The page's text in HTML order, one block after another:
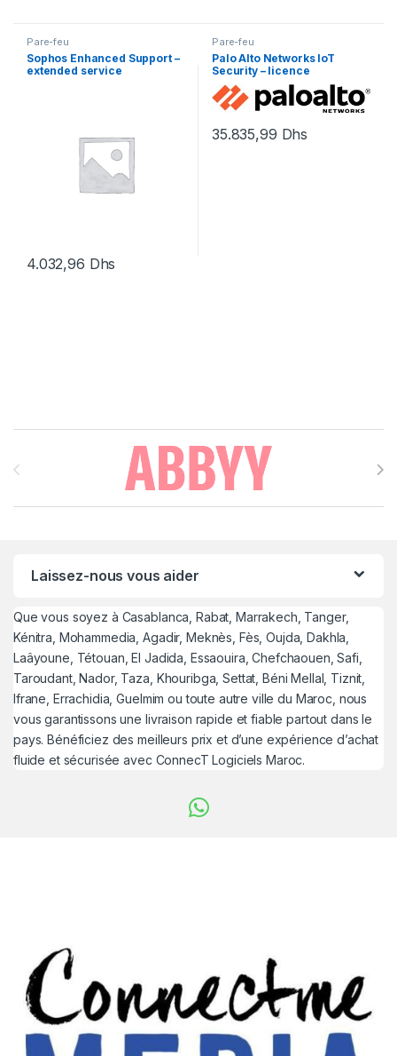
Pare-feu
Sophos Enhanced Support –
extended service
4.032,96 Dhs
Pare-feu
Palo Alto Networks IoT
Security – licence
d’abonnement (5 ans) – 1
périphérique
35.835,99 Dhs
Brands Carousel
Laissez-nous vous aider
Que vous soyez à Casablanca, Rabat, Marrakech, Tanger,
Kénitra, Mohammedia, Agadir, Meknès, Fès, Oujda, Dakhla,
Laâyoune, Tétouan, El Jadida, Essaouira, Chefchaouen, Safi,
Taroudant, Nador, Taza, Khouribga, Settat, Béni Mellal, Tiznit,
Ifrane, Errachidia, Guelmim ou toute autre ville du Maroc, nous
vous garantissons une livraison rapide et fiable partout dans le
pays. Bénéficiez des meilleurs prix et d’une expérience d’achat
fluide et sécurisée avec ConnecT Logiciels Maroc.